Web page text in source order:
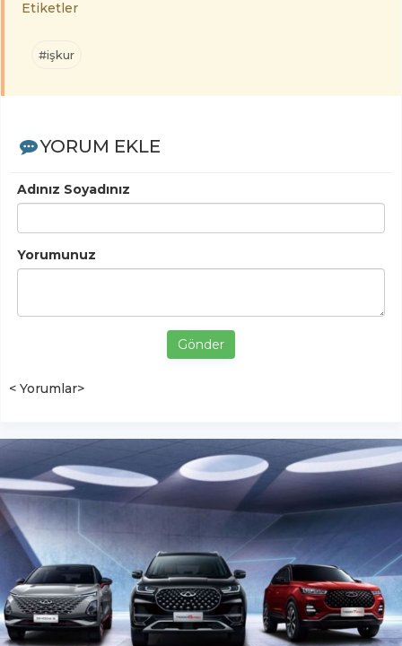
Etiketler
#işkur
YORUM EKLE
Adınız Soyadınız
Yorumunuz
Gönder
< Yorumlar>